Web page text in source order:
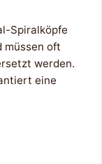
Spiralköpfe
müssen oft
werden.
eine